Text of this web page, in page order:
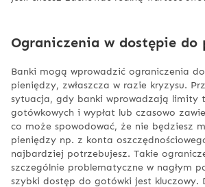
Ograniczenia w dostępie do
Banki mogą wprowadzić ograniczenia
pieniędzy, zwłaszcza w razie kryzysu.
sytuacja, gdy banki wprowadzają limity
gotówkowych i wypłat lub czasowo
co może spowodować, że nie będziesz
pieniędzy np. z konta
najbardziej potrzebujesz. Takie
szczególnie problematyczne w nagłym
szybki dostęp do gotówki jest kluczowy.